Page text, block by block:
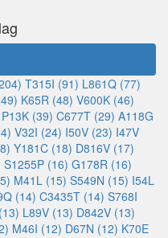
T315I (91) L861Q (77)
K65R (48) V600K (46)
P13K (39) C677T (29) A118G
V32I (24) I50V (23) I47V
Y181C (18) D816V (17)
S1255P (16) G178R (16)
M41L (15) S549N (15) I54L
(14) C3435T (14) S768I
L89V (13) D842V (13)
M46I (12) D67N (12) K70E